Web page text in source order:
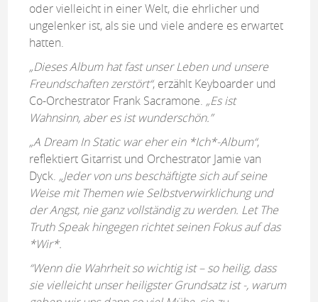
oder vielleicht in einer Welt, die ehrlicher und
ungelenker ist, als sie und viele andere es erwartet
hatten.
„Dieses Album hat fast unser Leben und unsere
Freundschaften zerstört“, erzählt Keyboarder und
Co-Orchestrator Frank Sacramone. „Es ist
Wahnsinn, aber es ist wunderschön.”
„A Dream In Static war eher ein *Ich*-Album“,
reflektiert Gitarrist und Orchestrator Jamie van
Dyck. „Jeder von uns beschäftigte sich auf seine
Weise mit Themen wie Selbstverwirklichung und
der Angst, nie ganz vollständig zu werden. Let The
Truth Speak hingegen richtet seinen Fokus auf das
*Wir*.
“Wenn die Wahrheit so wichtig ist – so heilig, dass
sie vielleicht unser heiligster Grundsatz ist -, warum